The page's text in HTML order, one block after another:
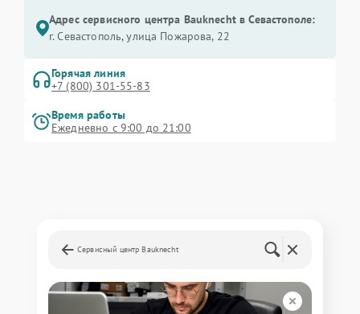
Адрес сервисного центра Bauknecht в Севастополе:
г. Севастополь, улица Пожарова, 22
Горячая линия
+7 (800) 301-55-83
Время работы
Ежедневно с 9:00 до 21:00
Сервисный центр Bauknecht